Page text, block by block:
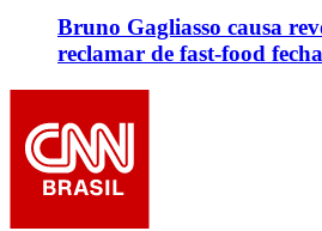
Bruno Gagliasso causa
reclamar de fast-food